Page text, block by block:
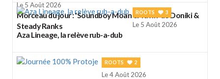
Le 5 Août 2026
Morceau du jour : 'Soundboy Moan & Yawn' de Doniki &
Steady Ranks
ROOTS 3
Le 5 Août 2026
Aza Lineage, la relève rub-a-dub
ROOTS 2
Le 4 Août 2026